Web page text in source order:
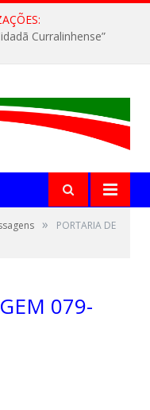
Curralinhense”
»
PORTARIA DE
079-